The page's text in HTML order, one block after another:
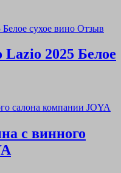
2025 Белое
с винного